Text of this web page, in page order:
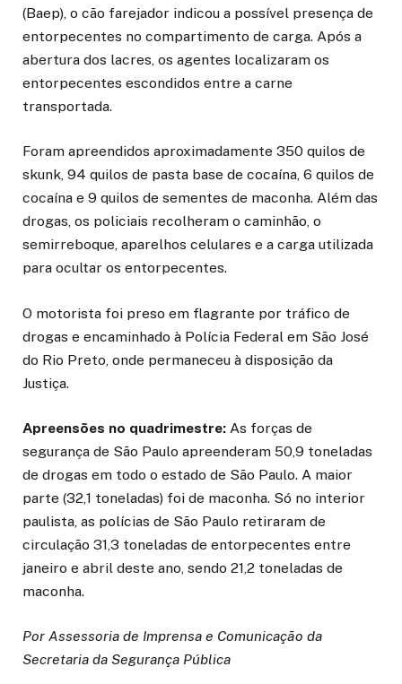
(Baep), o cão farejador indicou a possível presença de
entorpecentes no compartimento de carga. Após a
abertura dos lacres, os agentes localizaram os
entorpecentes escondidos entre a carne
transportada.
Foram apreendidos aproximadamente 350 quilos de
skunk, 94 quilos de pasta base de cocaína, 6 quilos de
cocaína e 9 quilos de sementes de maconha. Além das
drogas, os policiais recolheram o caminhão, o
semirreboque, aparelhos celulares e a carga utilizada
para ocultar os entorpecentes.
O motorista foi preso em flagrante por tráfico de
drogas e encaminhado à Polícia Federal em São José
do Rio Preto, onde permaneceu à disposição da
Justiça.
Apreensões no quadrimestre: As forças de
segurança de São Paulo apreenderam 50,9 toneladas
de drogas em todo o estado de São Paulo. A maior
parte (32,1 toneladas) foi de maconha. Só no interior
paulista, as polícias de São Paulo retiraram de
circulação 31,3 toneladas de entorpecentes entre
janeiro e abril deste ano, sendo 21,2 toneladas de
maconha.
Por Assessoria de Imprensa e Comunicação da
Secretaria da Segurança Pública